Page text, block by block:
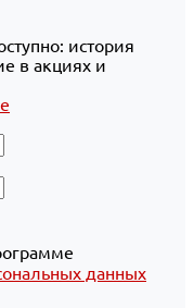
история
в акциях и
данных